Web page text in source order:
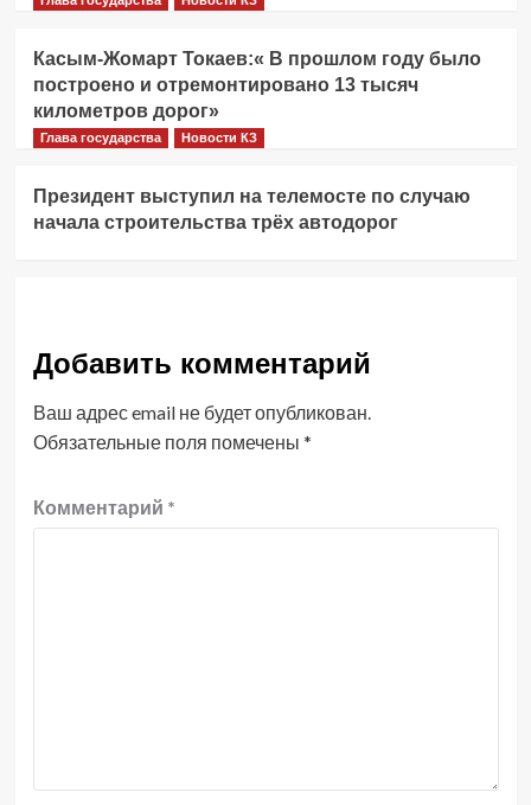
Касым-Жомарт Токаев:« В прошлом году было
построено и отремонтировано 13 тысяч
километров дорог»
Глава государства Новости КЗ
Президент выступил на телемосте по случаю
начала строительства трёх автодорог
Добавить комментарий
Ваш адрес email не будет опубликован.
Обязательные поля помечены *
Комментарий *